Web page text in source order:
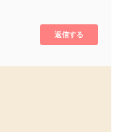
返信する